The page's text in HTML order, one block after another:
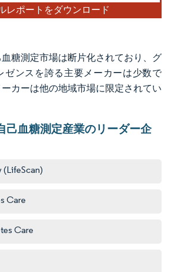
レポートをダウンロード
糖測定市場は断片化されており、グ
ゼンスを誇る主要メーカーは少数で
カーは他の地域市場に限定されてい
己血糖測定産業のリーダー企
(LifeScan)
Care
Care